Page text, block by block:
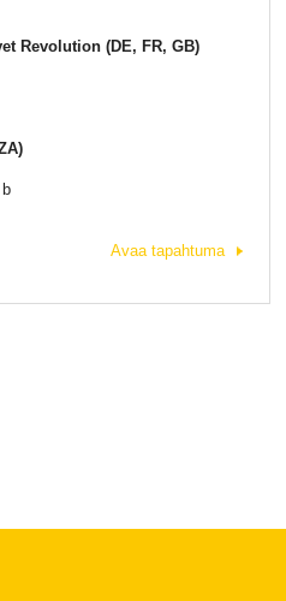
Revolution (DE, FR, GB)
Avaa tapahtuma